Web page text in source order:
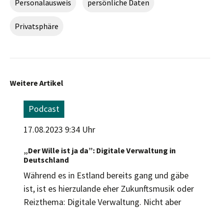
Personalausweis persönliche Daten
Privatsphäre
Weitere Artikel
Podcast
17.08.2023 9:34 Uhr
„Der Wille ist ja da”: Digitale Verwaltung in
Deutschland
Während es in Estland bereits gang und gäbe
ist, ist es hierzulande eher Zukunftsmusik oder
Reizthema: Digitale Verwaltung. Nicht aber